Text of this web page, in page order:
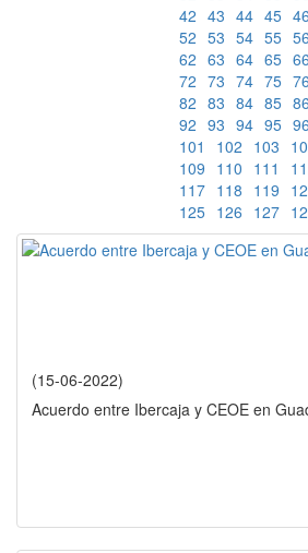
42 43 44 45 46
52 53 54 55 56
62 63 64 65 66
72 73 74 75 76
82 83 84 85 86
92 93 94 95 96
101
102 103
109 110 111
117 118 119
125 126 127
(15-06-2022)
Acuerdo entre Ibercaja y CEOE en